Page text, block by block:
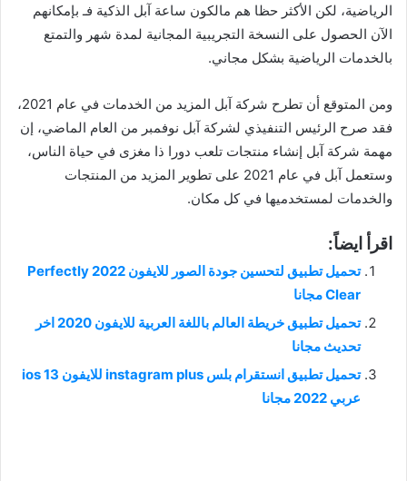
الرياضية، لكن الأكثر حظا هم مالكون ساعة آبل الذكية فـ بإمكانهم
الآن الحصول على النسخة التجريبية المجانية لمدة شهر والتمتع
بالخدمات الرياضية بشكل مجاني.
ومن المتوقع أن تطرح شركة آبل المزيد من الخدمات في عام 2021،
فقد صرح الرئيس التنفيذي لشركة آبل نوفمبر من العام الماضي، إن
مهمة شركة آبل إنشاء منتجات تلعب دورا ذا مغزى في حياة الناس،
وستعمل آبل في عام 2021 على تطوير المزيد من المنتجات
والخدمات لمستخدميها في كل مكان.
اقرأ ايضاً:
تحميل تطبيق لتحسين جودة الصور للايفون 2022 Perfectly
Clear مجانا
تحميل تطبيق خريطة العالم باللغة العربية للايفون 2020 اخر
تحديث مجانا
تحميل تطبيق انستقرام بلس instagram plus للايفون ios 13
عربي 2022 مجانا